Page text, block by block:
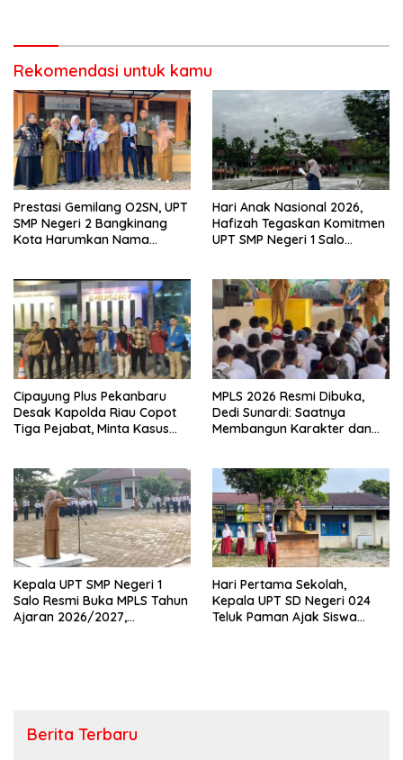
Rekomendasi untuk kamu
Prestasi Gemilang O2SN, UPT
SMP Negeri 2 Bangkinang
Kota Harumkan Nama
Hari Anak Nasional 2026,
Hafizah Tegaskan Komitmen
UPT SMP Negeri 1 Salo
Cipayung Plus Pekanbaru
Desak Kapolda Riau Copot
Tiga Pejabat, Minta Kasus
MPLS 2026 Resmi Dibuka,
Dedi Sunardi: Saatnya
Membangun Karakter dan
Kepala UPT SMP Negeri 1
Salo Resmi Buka MPLS Tahun
Ajaran 2026/2027,
Hari Pertama Sekolah,
Kepala UPT SD Negeri 024
Teluk Paman Ajak Siswa
Berita Terbaru